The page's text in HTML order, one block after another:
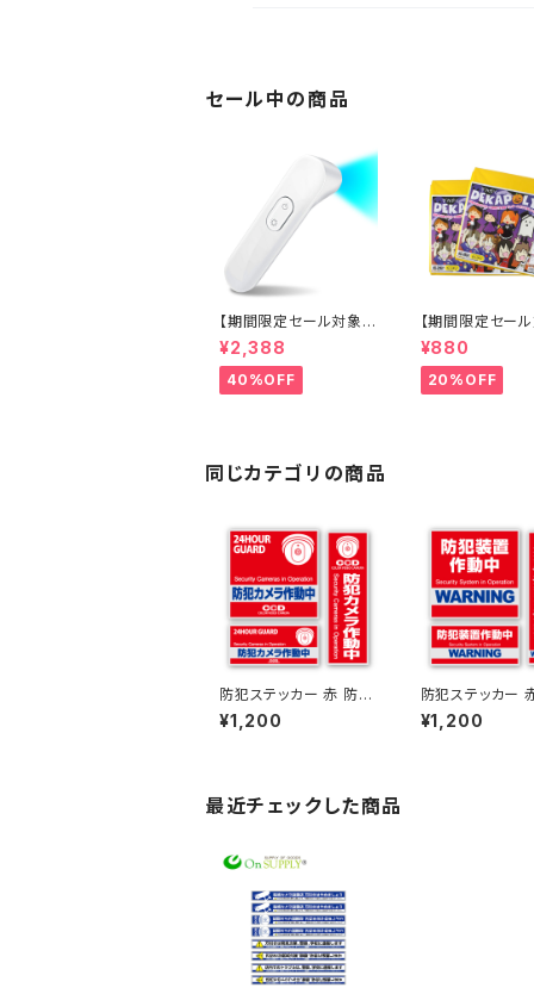
セール中の商品
【期間限定セール対象
品】UVハンディー除菌
ランプ スマホ除菌 マス
ク除菌 感染対策 ウイル
ス対策 紫外線除菌器
¥2,388
40%OFF
【期間限定セー
品】【2枚入り×2
大カラーポリ袋 (
袋)
収納に イベント
¥880
20%OFF
同じカテゴリの商品
防犯ステッカー 赤 防犯
カメラ作動中 OS-181
オンサプライ(On SUP
¥1,200
防犯ステッカー
装置作動中
オンサプライ
¥1,200
最近チェックした商品